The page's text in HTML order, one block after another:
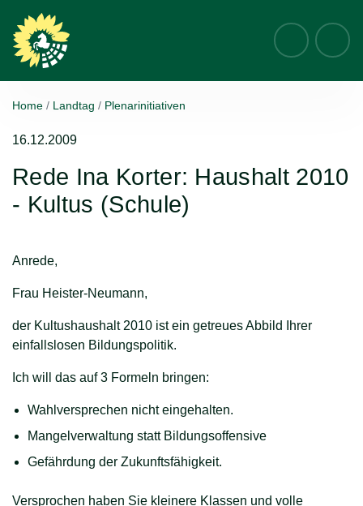
Suche
Home Landtag Plenarinitiativen
16.12.2009
Rede Ina Korter: Haushalt 2010
- Kultus (Schule)
Anrede,
Frau Heister-Neumann,
der Kultushaushalt 2010 ist ein getreues Abbild Ihrer
einfallslosen Bildungspolitik.
Ich will das auf 3 Formeln bringen:
Wahlversprechen nicht eingehalten.
Mangelverwaltung statt Bildungsoffensive
Gefährdung der Zukunftsfähigkeit.
Versprochen haben Sie kleinere Klassen und volle